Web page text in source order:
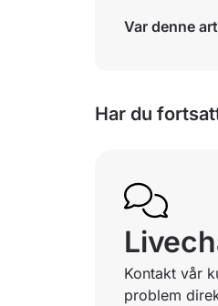
Var denne
Har du
Kontakt vår
problem